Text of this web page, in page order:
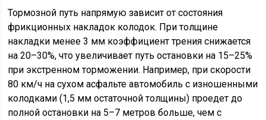
Тормозной путь напрямую зависит от состояния
фрикционных накладок колодок. При толщине
накладки менее 3 мм коэффициент трения снижается
на 20–30%, что увеличивает путь остановки на 15–25%
при экстренном торможении. Например, при скорости
80 км/ч на сухом асфальте автомобиль с изношенными
колодками (1,5 мм остаточной толщины) проедет до
полной остановки на 5–7 метров больше, чем с